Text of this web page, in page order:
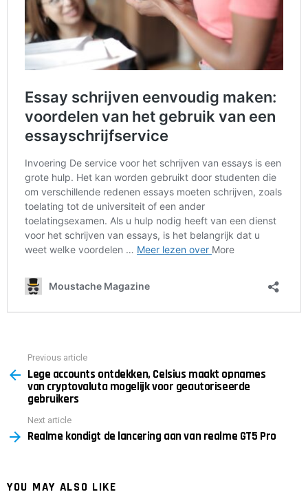
more
Previous article
Lege accounts ontdekken, Celsius maakt opnames
van cryptovaluta mogelijk voor geautoriseerde
gebruikers
Next article
Realme kondigt de lancering aan van realme GT5 Pro
YOU MAY ALSO LIKE